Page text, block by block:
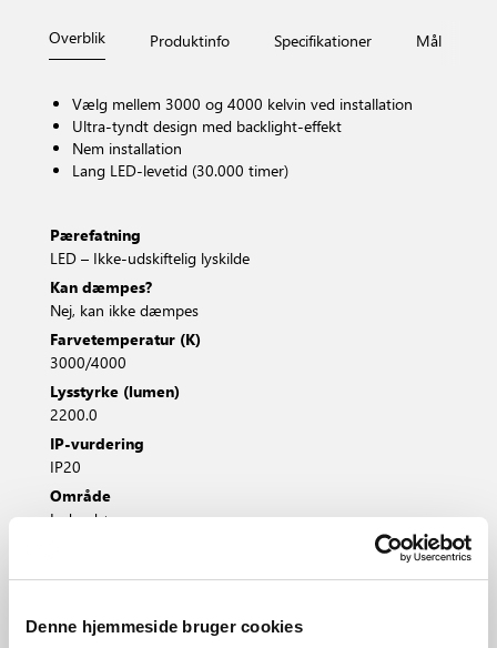
Denne hjemmeside bruger cookies
Overblik Produktinfo Specifikationer Mål
Vælg mellem 3000 og 4000 kelvin ved installation
Ultra-tyndt design med backlight-effekt
Nem installation
Lang LED-levetid (30.000 timer)
Pærefatning
LED – Ikke-udskiftelig lyskilde
Kan dæmpes?
Nej, kan ikke dæmpes
Farvetemperatur (K)
3000/4000
Lysstyrke (lumen)
2200.0
IP-vurdering
IP20
Område
Indendørs